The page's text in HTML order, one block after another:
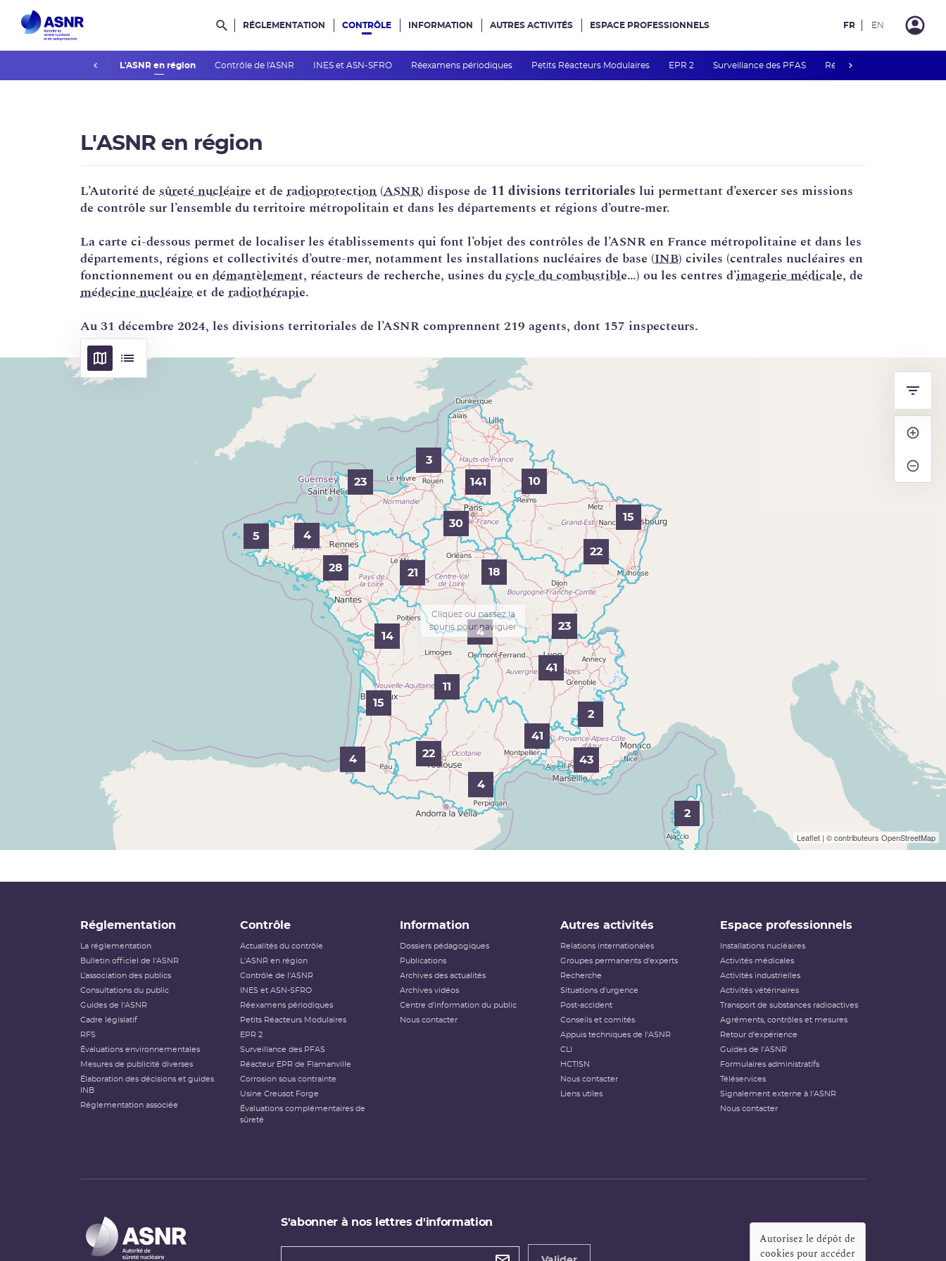
Rechercher dans le site
RÉGLEMENTATION CONTRÔLE
Actualités du contrôle L'ASNR en région Contrôle de l'ASNR INES et ASN-SFRO Réexamens périodiques Petits Réacteurs Modulaires EPR 2 Surveillance des PFAS Réacteur EPR de
INFORMATION AUTRES ACTIVITÉS ESPACE PROFESSIONNELS FR EN
L'ASNR en région
L’Autorité de sûreté nucléaire et de radioprotection (ASNR) dispose de 11 divisions territoriales lui permettant d’exercer ses missions
de contrôle sur l’ensemble du territoire métropolitain et dans les départements et régions d’outre‑mer.
La carte ci-dessous permet de localiser les établissements qui font l’objet des contrôles de l’ASNR en France métropolitaine et dans les
départements, régions et collectivités d’outre-mer, notamment les installations nucléaires de base (INB) civiles (centrales nucléaires en
fonctionnement ou endémantèlement, réacteurs de recherche, usines ducycle du combustible…) ou les centres d’imagerie médicale, de
médecine nucléaireet de radiothérapie.
Au 31 décembre 2024, les divisions territoriales de l’ASNR comprennent 219 agents, dont 157 inspecteurs.
2
4
4
2
11
4
4
5
141
15
22
18
10
15
14
3
23
22
30
23
28
41
41
21
43
+
−
Leaflet | © contributeurs OpenStreetMap
Cliquez ou passez la
souris pour naviguer
Réglementation
La réglementation
Bulletin officiel de l'ASNR
L’association des publics
Consultations du public
Guides de l'ASNR
Cadre législatif
RFS
Évaluations environnementales
Mesures de publicité diverses
Élaboration des décisions et guides
INB
Réglementation associée
Contrôle
Actualités du contrôle
L'ASNR en région
Contrôle de l'ASNR
INES et ASN-SFRO
Réexamens périodiques
Petits Réacteurs Modulaires
EPR 2
Surveillance des PFAS
Réacteur EPR de Flamanville
Corrosion sous contrainte
Usine Creusot Forge
Évaluations complémentaires de
sûreté
Information
Dossiers pédagogiques
Publications
Archives des actualités
Archives vidéos
Centre d'information du public
Nous contacter
Autres activités
Relations internationales
Groupes permanents d'experts
Recherche
Situations d'urgence
Post-accident
Conseils et comités
Appuis techniques de l'ASNR
CLI
HCTISN
Nous contacter
Liens utiles
Espace professionnels
Installations nucléaires
Activités médicales
Activités industrielles
Activités vétérinaires
Transport de substances radioactives
Agréments, contrôles et mesures
Retour d'expérience
Guides de l'ASNR
Formulaires administratifs
Téléservices
Signalement externe à l'ASNR
Nous contacter
S'abonner à nos lettres d'information
Autorisez le dépôt de
cookies pour accéder